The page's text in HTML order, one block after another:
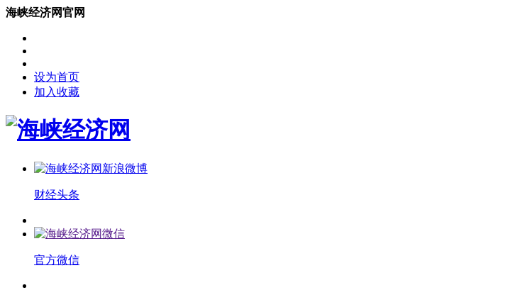
海峡经济网官网
设为首页
加入收藏
财经头条
官方微信